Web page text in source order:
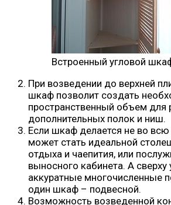
Встроенный угловой
При возведении до верхней
шкаф позволит создать
пространственный объем для
дополнительных полок и ниш.
Если шкаф делается не во всю
может стать идеальной
отдыха и чаепития, или
выносного кабинета. А сверху
аккуратные многочисленные
один шкаф – подвесной.
Возможность возведенной